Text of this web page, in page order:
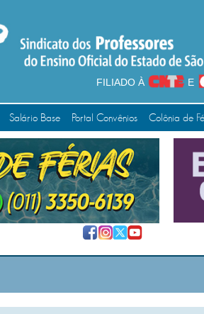
FILIADO À E
Salário Base Portal Convênios Colônia de